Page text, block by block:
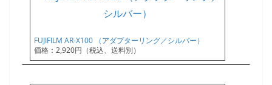
FUJIFILM AR-X100 （アダプターリング／シルバー）
価格：2,920円（税込、送料別）